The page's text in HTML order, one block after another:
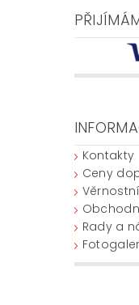
Kontakty
Ceny
Rady a